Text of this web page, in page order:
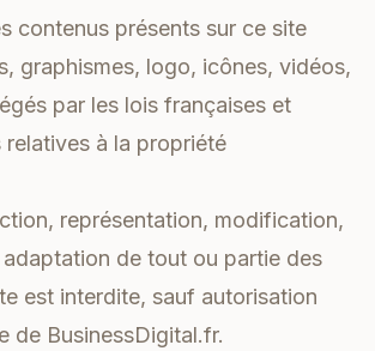
contenus présents sur ce site
graphismes, logo, icônes, vidéos,
par les lois françaises et
relatives à la propriété
représentation, modification,
de tout ou partie des
est interdite, sauf autorisation
de BusinessDigital.fr.